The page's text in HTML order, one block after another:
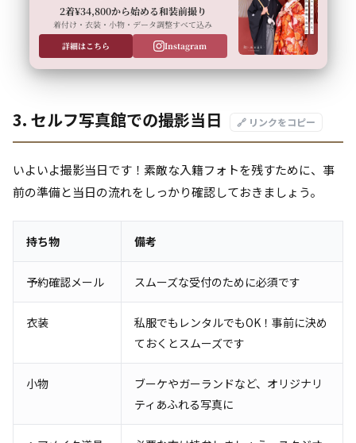
2着¥34,800から始める和装前撮り
着付け・衣装・小物・データ調整すべて込み
詳細はこちら
Instagram
3. セルフ写真館での撮影当日 🔗 リンクをコピー
いよいよ撮影当日です！素敵な入籍フォトを残すために、事
前の準備と当日の流れをしっかり確認しておきましょう。
持ち物 備考
予約確認メール スムーズな受付のために必須です
衣装
私服でもレンタルでもOK！事前に決め
ておくとスムーズです
小物
ブーケやガーランドなど、オリジナリ
ティあふれる写真に